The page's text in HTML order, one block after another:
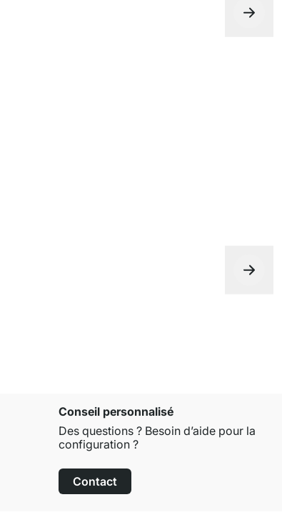
Conseil personnalisé
Des questions ? Besoin d’aide pour la
configuration ?
Contact